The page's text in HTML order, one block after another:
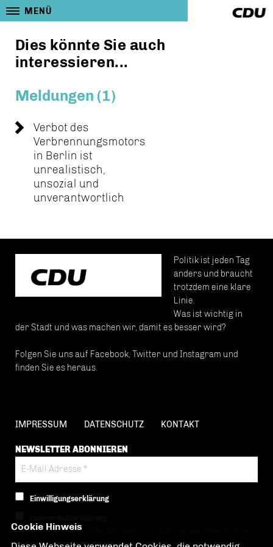
MENÜ
Dies könnte Sie auch
interessieren...
Meldungen (1)
Verbot des
Verbrennungsmotors
in Berlin ist
unrealistisch,
unsozial und
unverantwortlich
Politik ist jeden Tag
anders und braucht
trotzdem eine klare
Linie.
Was ist wichtig in
der Stadt und was machen wir, damit es besser wird?
Folgen Sie uns auf Facebook, Twitter und Instagram und
finden Sie es heraus.
IMPRESSUM DATENSCHUTZ KONTAKT
NEWSLETTER ABONNIEREN
Einwilligungserklärung
Hiermit berechtige ich die CDU Berlin zur Nutzung der Daten im Sinn
der nachfolgenden Datenschutzerklärung.*
Cookie Hinweis